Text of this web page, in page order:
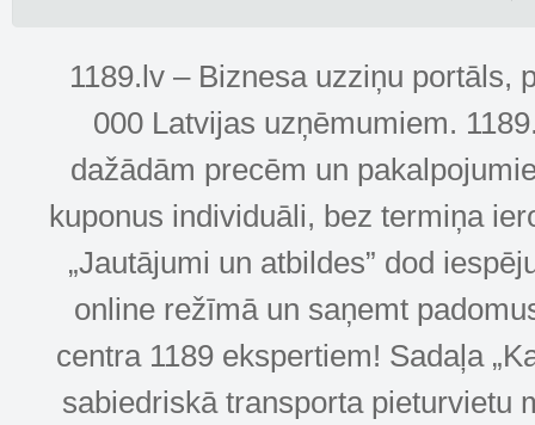
1189.lv – Biznesa uzziņu portāls,
000 Latvijas uzņēmumiem.
dažādām precēm un
kuponus individuāli, bez termiņa
„Jautājumi un atbildes” dod
online režīmā un saņemt
centra 1189 ekspertiem! Sadaļa
sabiedriskā transporta pieturvietu